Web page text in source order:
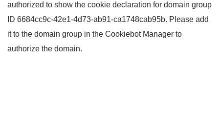
authorized to show the cookie declaration for domain group
ID 6684cc9c-42e1-4d73-ab91-ca1748cab95b. Please add
it to the domain group in the Cookiebot Manager to
authorize the domain.